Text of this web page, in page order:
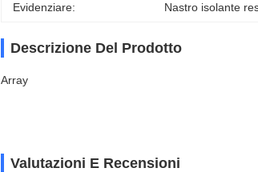
Evidenziare: Nastro isolante
Descrizione Del Prodotto
Array
Valutazioni E Recensioni